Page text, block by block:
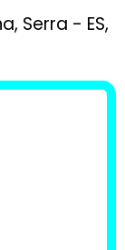
Serra - ES,